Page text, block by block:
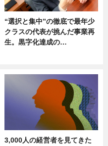
“選択と集中”の徹底で最年少
クラスの代表が挑んだ事業再
生。黒字化達成の…
3,000人の経営者を見てきた